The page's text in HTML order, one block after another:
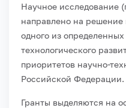
Научное исследование
направлено на решение
одного из
технологического
приоритетов научно-
Российской Федерации.
Гранты выделяются на